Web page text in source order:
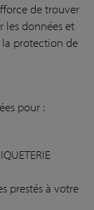
de trouver
les données et
la protection de
pour :
prestés à votre